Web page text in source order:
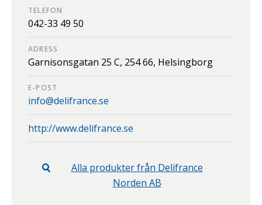
TELEFON
042-33 49 50
ADRESS
Garnisonsgatan 25 C, 254 66, Helsingborg
E-POST
info@delifrance.se
http://www.delifrance.se
Alla produkter från Delifrance
Norden AB